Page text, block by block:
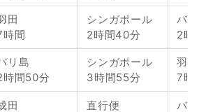
田
時間
シンガポール
2時間40分
バ
2時
リ島
時間50分
シンガポール
3時間55分
羽田
7時
田 直行便 バ